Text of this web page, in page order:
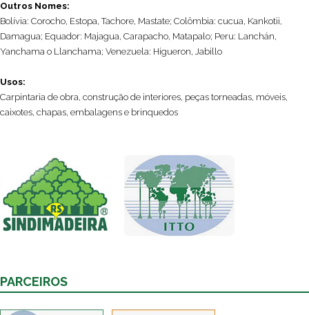
Outros Nomes:
Bolívia: Corocho, Estopa, Tachore, Mastate; Colômbia: cucua, Kankotii,
Damagua; Equador: Majagua, Carapacho, Matapalo; Peru: Lanchán,
Yanchama o Llanchama; Venezuela: Higueron, Jabillo
Usos:
Carpintaria de obra, construção de interiores, peças torneadas, móveis,
caixotes, chapas, embalagens e brinquedos
PARCEIROS